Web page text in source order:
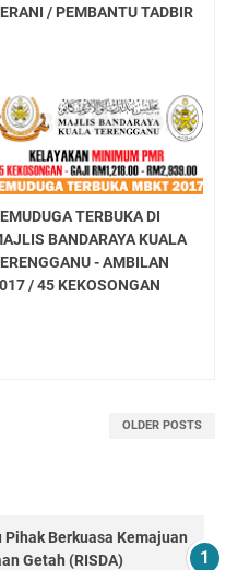
/ PEMBANTU TADBIR
TERBUKA DI
BANDARAYA KUALA
- AMBILAN
/ 45 KEKOSONGAN
OLDER POSTS
Berkuasa Kemajuan
Getah (RISDA)